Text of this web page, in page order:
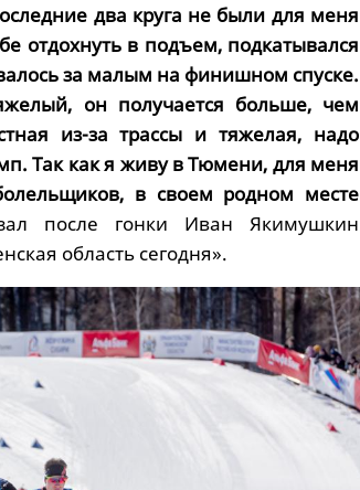
два круга не были для меня
отдохнуть в подъем, подкатывался
за малым на финишном спуске.
он получается больше, чем
из-за трассы и тяжелая, надо
Так как я живу в Тюмени, для меня
в своем родном месте
после гонки Иван Якимушкин
область сегодня».